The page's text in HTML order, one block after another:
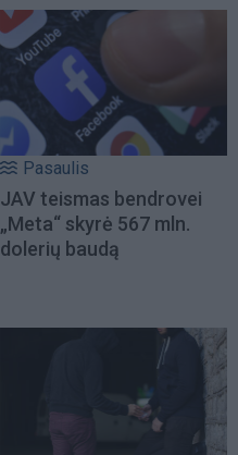
Pasaulis
JAV teismas bendrovei
„Meta“ skyrė 567 mln.
dolerių baudą